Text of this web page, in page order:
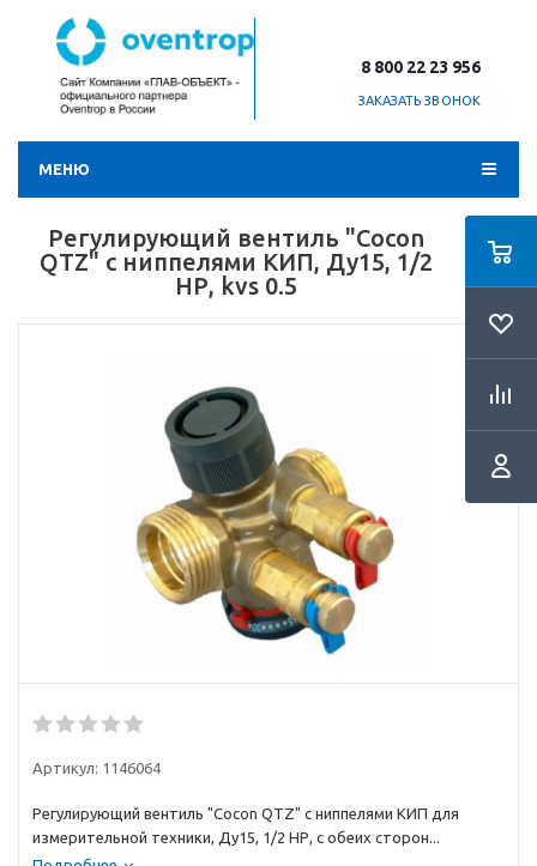
8 800 22 23 956
ЗАКАЗАТЬ ЗВОНОК
МЕНЮ
Регулирующий вентиль "Cocon
QTZ" с ниппелями КИП, Ду15, 1/2
НР, kvs 0.5
Артикул: 1146064
Регулирующий вентиль "Cocon QTZ" с ниппелями КИП для
измерительной техники, Ду15, 1/2 НР, с обеих сторон...